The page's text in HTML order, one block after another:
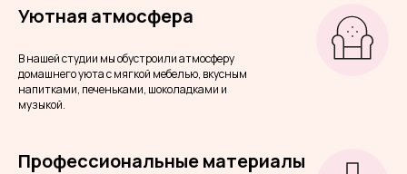
Уютная атмосфера
В нашей студии мы обустроили атмосферу
домашнего уюта с мягкой мебелью, вкусным
напитками, печеньками, шоколадками и
музыкой.
Профессиональные материалы